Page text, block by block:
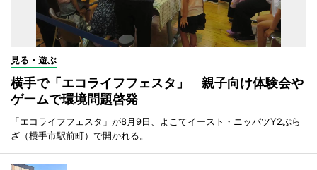
見る・遊ぶ
横手で「エコライフフェスタ」 親子向け体験会や
ゲームで環境問題啓発
「エコライフフェスタ」が8月9日、よこてイースト・ニッパツY2ぷら
ざ（横手市駅前町）で開かれる。